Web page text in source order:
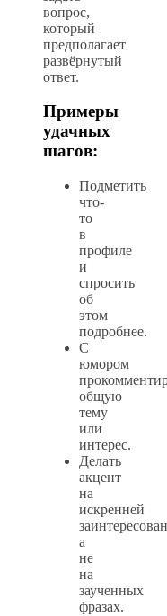
вопрос,
который
предполагает
развёрнутый
ответ.
Примеры
удачных
шагов:
Подметить
что-
то
в
профиле
и
спросить
об
этом
подробнее.
С
юмором
общую
тему
или
интерес.
Делать
акцент
на
искренней
а
не
на
заученных
фразах.